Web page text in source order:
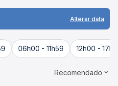
Alterar data
06h00 - 11h59 12h00 -
Recomendado